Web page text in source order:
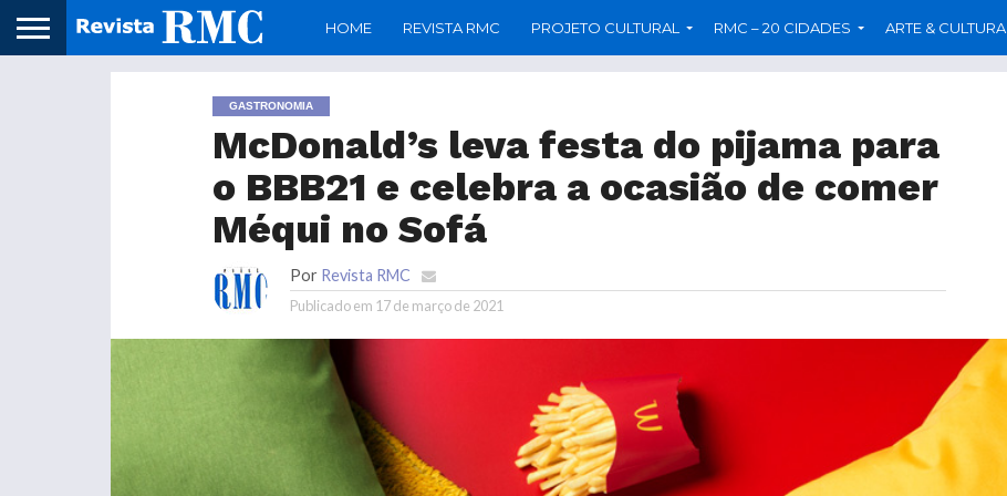
HOME REVISTA RMC PROJETO CULTURAL RMC – 20 CIDADES ARTE & CULTURA
GASTRONOMIA
McDonald’s leva festa do pijama para
o BBB21 e celebra a ocasião de comer
Méqui no Sofá
Por Revista RMC
Publicado em 17 de março de 2021